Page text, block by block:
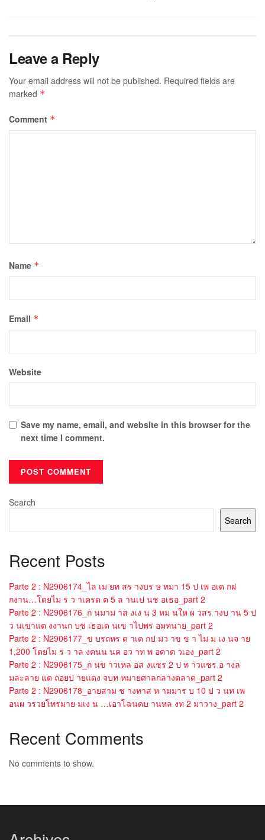
Leave a Reply
Your email address will not be published. Required fields are
marked *
Comment *
Name *
Email *
Website
Save my name, email, and website in this browser for the
next time I comment.
Search
Search
Recent Posts
Parte 2 : N2906174_ไล เม ยท สร างบร ษ ทมา 15 ป เพ อเด กฝ
กงาน…โดยไม ร ว าเครด ต 5 ล านเป นช อเธอ_part 2
Parte 2 : N2906176_ก นมาม าส งเง น 3 หม นให ผ วสร างบ าน 5 ป
ว นเขาแต งงานก บช เธอเด นเข าไปพร อมทนาย_part 2
Parte 2 : N2906177_ข บรถหร ด าเด กป มว าข ข า ไม ม เง นจ าย
1,200 โดยไม ร ว าล งคนน นค อว าท พ อตาต วเอง_part 2
Parte 2 : N2906175_ก นข าวเหล อส งแชร 2 ป ท าวแชร อ างล
มละลาย แต ถอยป ายแดง จบท หมายศาลกลางตลาด_part 2
Parte 2 : N2906178_อายสาม ช างทาส ห ามมาร บ 10 ป ว นท เพ
อนผ วรวยโทรมาย มเง น …เอาโฉนดบ านหล งท 2 มาวาง_part 2
Recent Comments
No comments to show.